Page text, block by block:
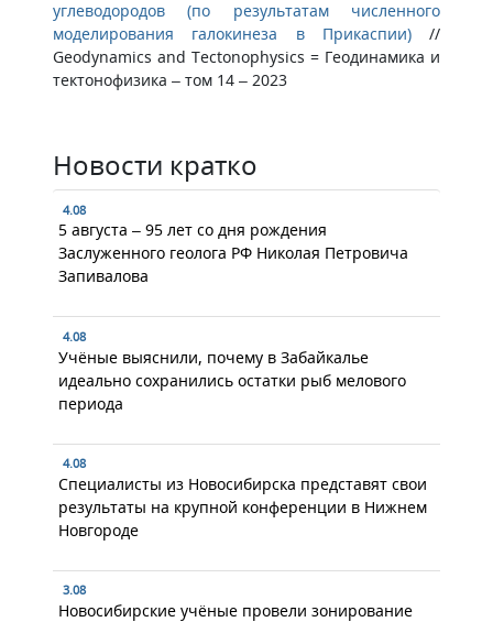
углеводородов (по результатам численного
моделирования галокинеза в Прикаспии)//
Geodynamics and Tectonophysics = Геодинамика и
тектонофизика – том 14 – 2023
Новости кратко
4.08
5 августа – 95 лет со дня рождения
Заслуженного геолога РФ Николая Петровича
Запивалова
4.08
Учёные выяснили, почему в Забайкалье
идеально сохранились остатки рыб мелового
периода
4.08
Специалисты из Новосибирска представят свои
результаты на крупной конференции в Нижнем
Новгороде
3.08
Новосибирские учёные провели зонирование